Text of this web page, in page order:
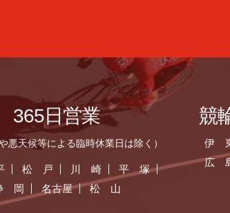
365日営業
悪天候等による臨時休業日は除く）
松 戸 川 崎
平 塚
岡
名古屋 松 山
競
伊
広